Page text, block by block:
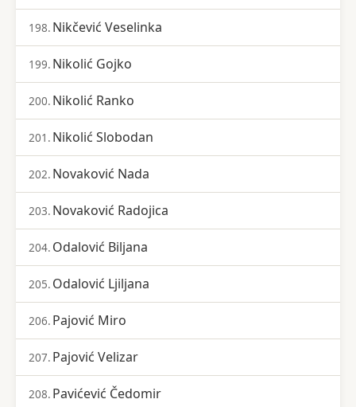
198. Nikčević Veselinka
199. Nikolić Gojko
200. Nikolić Ranko
201. Nikolić Slobodan
202. Novaković Nada
203. Novaković Radojica
204. Odalović Biljana
205. Odalović Ljiljana
206. Pajović Miro
207. Pajović Velizar
208. Pavićević Čedomir